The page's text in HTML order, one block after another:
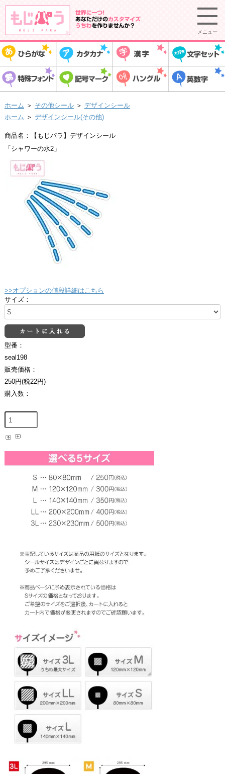
メニュー
ホーム ＞ その他シール ＞ デザインシール
ホーム ＞ デザインシール(その他)
商品名：【もじパラ】デザインシール
「シャワーの水2」
>>オプションの値段詳細はこちら
サイズ：
型番：
seal198
販売価格：
250円(税22円)
購入数：